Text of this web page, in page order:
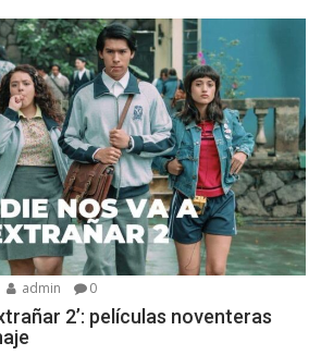
admin 0
2’: películas noventeras